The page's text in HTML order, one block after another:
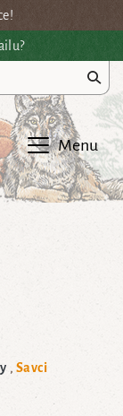
Menu
Savci